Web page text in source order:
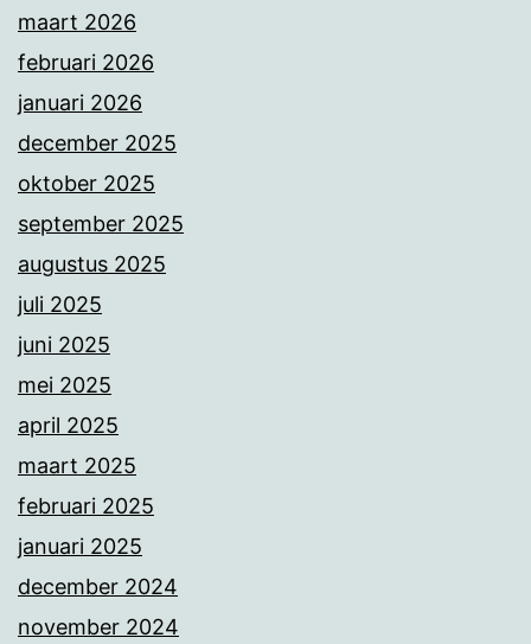
maart 2026
februari 2026
januari 2026
december 2025
oktober 2025
september 2025
augustus 2025
juli 2025
juni 2025
mei 2025
april 2025
maart 2025
februari 2025
januari 2025
december 2024
november 2024